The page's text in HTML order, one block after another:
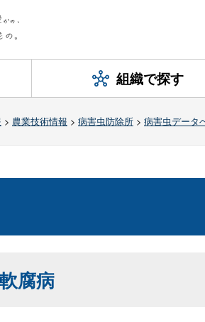
組織で探す
> 農業技術情報 > 病害虫防除所 > 病害虫デー
腐病